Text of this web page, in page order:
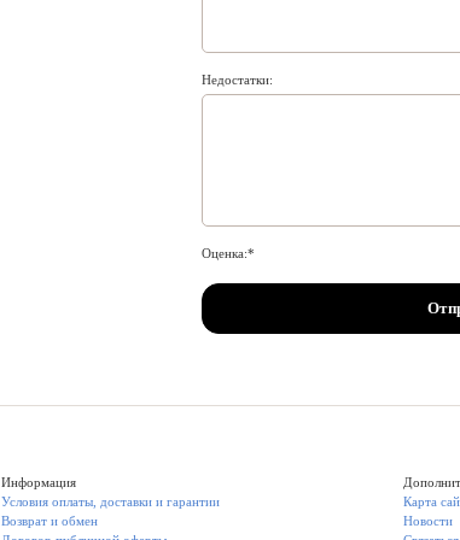
Недостатки:
Оценка:
Информация
Условия оплаты, доставки и гарантии
Возврат и обмен
Карта
Новости